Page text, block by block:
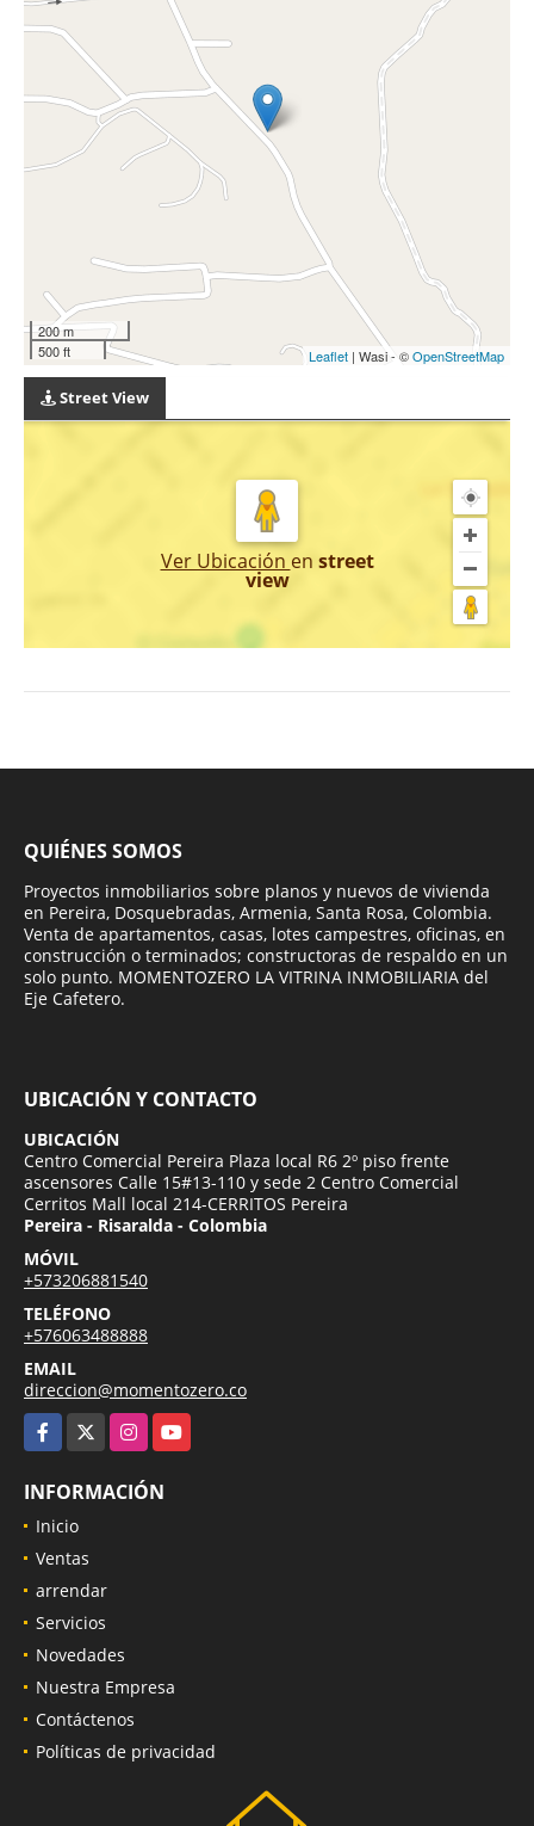
200 m
500 ft
Leaflet | Wasi - ©OpenStreetMap
Street View
Ver Ubicación en street
view
QUIÉNES SOMOS
Proyectos inmobiliarios sobre planos y nuevos de vivienda
en Pereira, Dosquebradas, Armenia, Santa Rosa, Colombia.
Venta de apartamentos, casas, lotes campestres, oficinas, en
construcción o terminados; constructoras de respaldo en un
solo punto. MOMENTOZERO LA VITRINA INMOBILIARIA del
Eje Cafetero.
UBICACIÓN Y CONTACTO
UBICACIÓN
Centro Comercial Pereira Plaza local R6 2º piso frente
ascensores Calle 15#13-110 y sede 2 Centro Comercial
Cerritos Mall local 214-CERRITOS Pereira
Pereira - Risaralda - Colombia
MÓVIL
+573206881540
TELÉFONO
+576063488888
EMAIL
direccion@momentozero.co
Facebook
InstagramYouTube
INFORMACIÓN
Inicio
Ventas
arrendar
Servicios
Novedades
Nuestra Empresa
Contáctenos
Políticas de privacidad